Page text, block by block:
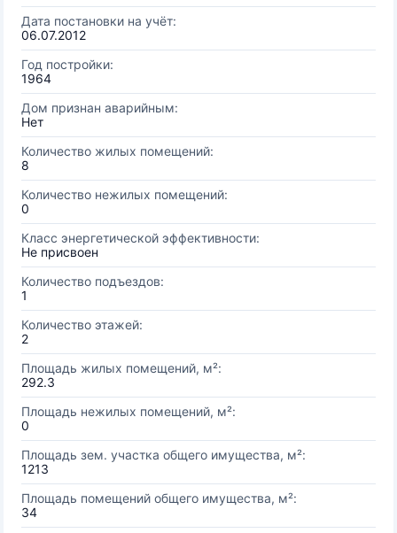
Дата постановки на учёт:
06.07.2012
Год постройки:
1964
Дом признан аварийным:
Нет
Количество жилых помещений:
8
Количество нежилых помещений:
0
Класс энергетической эффективности:
Не присвоен
Количество подъездов:
1
Количество этажей:
2
Площадь жилых помещений, м²:
292.3
Площадь нежилых помещений, м²:
0
Площадь зем. участка общего имущества, м²:
1213
Площадь помещений общего имущества, м²:
34